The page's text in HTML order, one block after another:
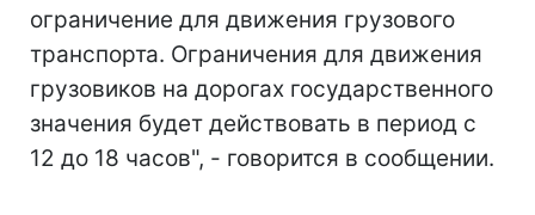
ограничение для движения грузового
транспорта. Ограничения для движения
грузовиков на дорогах государственного
значения будет действовать в период с
12 до 18 часов", - говорится в сообщении.